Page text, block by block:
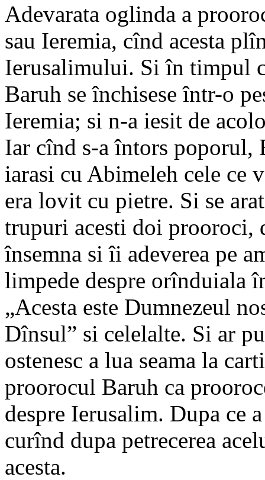
Adevarata oglinda a
sau Ieremia, cînd acesta
Ierusalimului. Si în timpul
Baruh se închisese într-o
Ieremia; si n-a iesit de
Iar cînd s-a întors poporul,
iarasi cu Abimeleh cele ce
era lovit cu pietre. Si se
trupuri acesti doi prooroci,
însemna si îi adeverea pe
limpede despre orînduiala
„Acesta este Dumnezeul
Dînsul” si celelalte. Si ar
ostenesc a lua seama la
proorocul Baruh ca
despre Ierusalim. Dupa ce
curînd dupa petrecerea
acesta.